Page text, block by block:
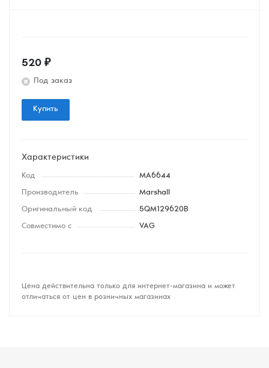
520 ₽
Под заказ
Купить
Характеристики
Код MA6644
Производитель Marshall
Оригинальный код 5QM129620B
Совместимо с VAG
Цена действительна только для интернет-магазина и может
отличаться от цен в розничных магазинах